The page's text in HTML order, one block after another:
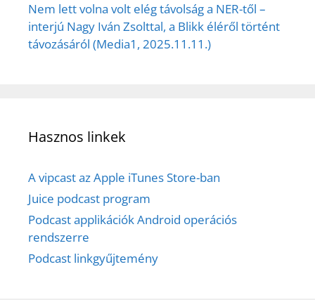
Nem lett volna volt elég távolság a NER-től –
interjú Nagy Iván Zsolttal, a Blikk éléről történt
távozásáról (Media1, 2025.11.11.)
Hasznos linkek
A vipcast az Apple iTunes Store-ban
Juice podcast program
Podcast applikációk Android operációs
rendszerre
Podcast linkgyűjtemény